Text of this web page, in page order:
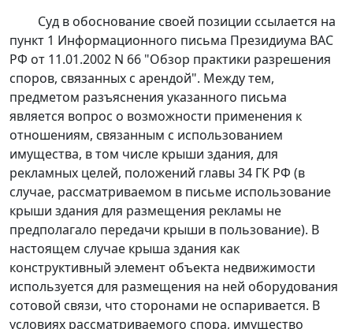
Суд в обоснование своей позиции ссылается на
пункт 1 Информационного письма Президиума ВАС
РФ от 11.01.2002 N 66 "Обзор практики разрешения
споров, связанных с арендой". Между тем,
предметом разъяснения указанного письма
является вопрос о возможности применения к
отношениям, связанным с использованием
имущества, в том числе крыши здания, для
рекламных целей, положений главы 34 ГК РФ (в
случае, рассматриваемом в письме использование
крыши здания для размещения рекламы не
предполагало передачи крыши в пользование). В
настоящем случае крыша здания как
конструктивный элемент объекта недвижимости
используется для размещения на ней оборудования
сотовой связи, что сторонами не оспаривается. В
условиях рассматриваемого спора, имущество